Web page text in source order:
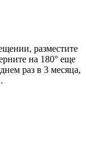
разместите
на 180° еще
раз в 3 месяца,